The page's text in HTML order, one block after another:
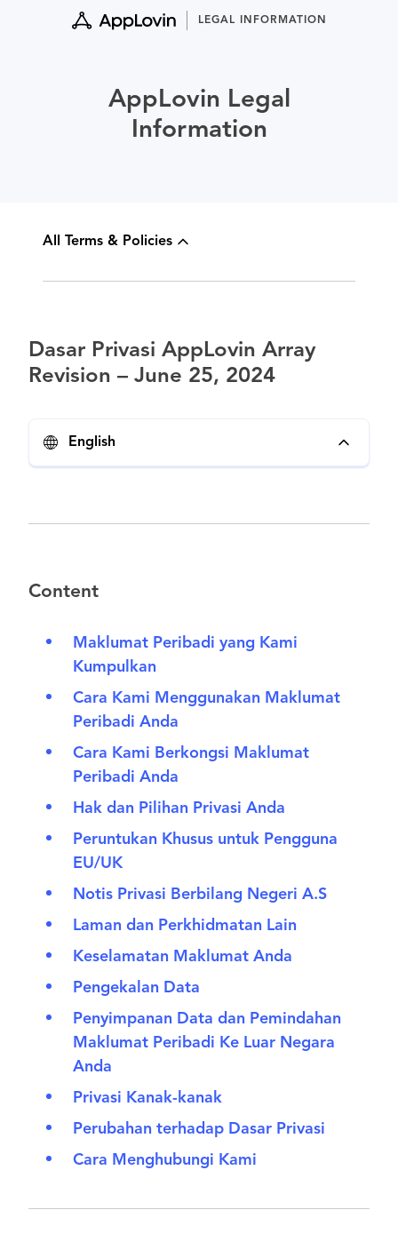
LEGAL INFORMATION
AppLovin Legal
Information
All Terms & Policies
Dasar Privasi AppLovin Array
Revision – June 25, 2024
English
Content
Maklumat Peribadi yang Kami
Kumpulkan
Cara Kami Menggunakan Maklumat
Peribadi Anda
Cara Kami Berkongsi Maklumat
Peribadi Anda
Hak dan Pilihan Privasi Anda
Peruntukan Khusus untuk Pengguna
EU/UK
Notis Privasi Berbilang Negeri A.S
Laman dan Perkhidmatan Lain
Keselamatan Maklumat Anda
Pengekalan Data
Penyimpanan Data dan Pemindahan
Maklumat Peribadi Ke Luar Negara
Anda
Privasi Kanak-kanak
Perubahan terhadap Dasar Privasi
Cara Menghubungi Kami